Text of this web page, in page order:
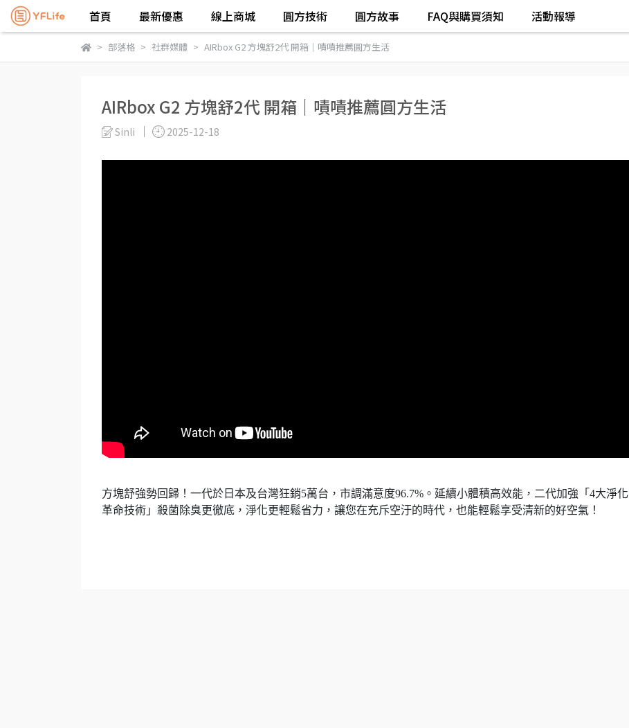
首頁 最新優惠 線上商城 圓方技術 圓方故事 FAQ與購買須知 活動報導
部落格 社群媒體 AIRbox G2 方塊舒2代 開箱｜嘖嘖推薦圓方生活
AIRbox G2 方塊舒2代 開箱｜嘖嘖推薦圓方生活
Sinli 2025-12-18
方塊舒強勢回歸！一代於日本及台灣狂銷5萬台，市調滿意度96.7%。延續小體積高效能，二代加強「4大淨化
革命技術」殺菌除臭更徹底，淨化更輕鬆省力，讓您在充斥空汙的時代，也能輕鬆享受清新的好空氣！